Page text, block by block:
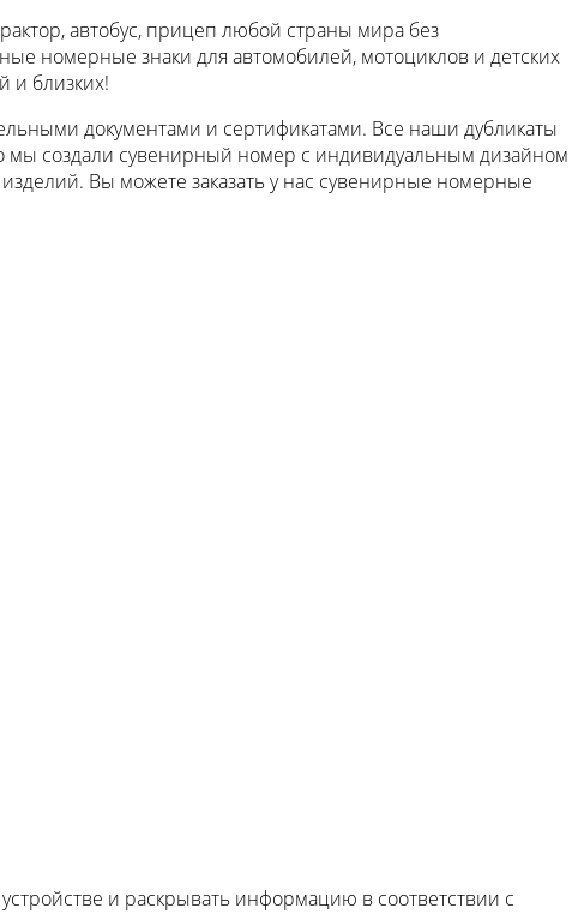
автобус, прицеп любой страны мира без
номерные знаки для автомобилей, мотоциклов и детских
и близких!
документами и сертификатами. Все наши дубликаты
мы создали сувенирный номер с индивидуальным дизайном
Вы можете заказать у нас сувенирные номерные
и раскрывать информацию в соответствии с